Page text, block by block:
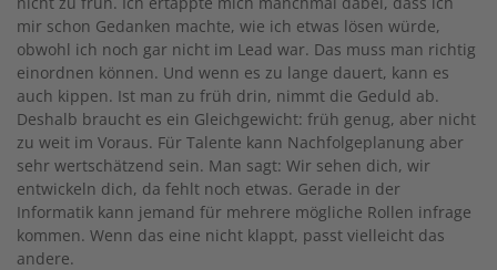
mir schon Gedanken machte, wie ich etwas lösen würde,
obwohl ich noch gar nicht im Lead war. Das muss man richtig
einordnen können. Und wenn es zu lange dauert, kann es
auch kippen. Ist man zu früh drin, nimmt die Geduld ab.
Deshalb braucht es ein Gleichgewicht: früh genug, aber nicht
zu weit im Voraus. Für Talente kann Nachfolgeplanung aber
sehr wertschätzend sein. Man sagt: Wir sehen dich, wir
entwickeln dich, da fehlt noch etwas. Gerade in der
Informatik kann jemand für mehrere mögliche Rollen infrage
kommen. Wenn das eine nicht klappt, passt vielleicht das
andere.